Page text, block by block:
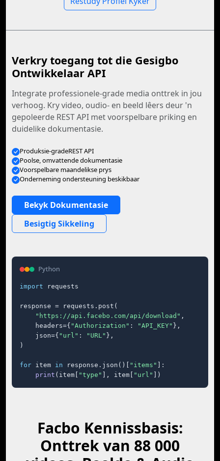
Verkry toegang tot die Gesigbo
Ontwikkelaar API
Integrate professionele-grade media onttrek in jou
verhoog. Kry video, oudio- en beeld lêers deur 'n
gepoleerde REST API met voorspelbare priking en
duidelike dokumentasie.
Produksie-gradeREST API
Poolse, omvattende dokumentasie
Voorspelbare maandelikse prys
Onderneming ondersteuning beskikbaar
Bekyk Dokumentasie
Besigtig Sikkeling
Python
import requests
response = requests.post(
"https://api.facebo.com/api/download" ,
    headers={
"Authorization" : "API_KEY" },
    json={
"url" : "URL" },
)
for item in response.json()[ "items"
]:
print (item[ "type" ], item[ "url" ])
Facbo Kennissbasis:
Onttrek van 88 000